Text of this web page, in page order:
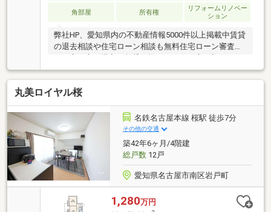
角部屋 所有権
リフォームリノベー
ション
弊社HP、愛知県内の不動産情報5000件以上掲載中賃貸
の退去相談や住宅ローン相談も無料住宅ローン審査が
お家購入の方は当店にお任せください。当店であれ
ば、頭金、自己資金がなくてもお家の購入が可能引っ
越し費用や家具家電の費用、カーポートや太陽光、蓄
電池などのオプション工事代も住宅ローンに組み込め
ます。車のローン等を住宅ローンにまとめられる、お
まとめローン取り扱い銀行のご紹介も可能です。資料
請求、複数内覧、近隣物件との比較等、お気軽にご相
談ください
丸美ロイヤル桜
名鉄名古屋本線 桜駅 徒歩7分
その他の交通
築42年6ヶ月/4階建
総戸数12戸
愛知県名古屋市南区岩戸町
1,280万円